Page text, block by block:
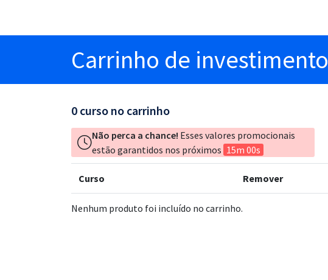
Carrinho de investimento
0 curso no carrinho
Não perca a chance! Esses valores promocionais
estão garantidos nos próximos 15m 00s
Curso Remover
Nenhum produto foi incluído no carrinho.